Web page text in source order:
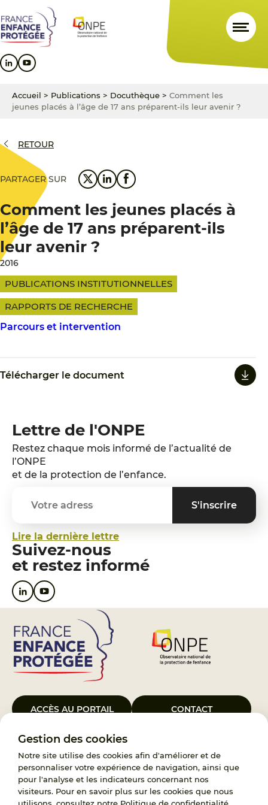
Gestion des cookies
Notre site utilise des cookies afin d'améliorer et de
personnaliser votre expérience de navigation, ainsi que
pour l'analyse et les indicateurs concernant nos
visiteurs. Pour en savoir plus sur les cookies que nous
au
contenu
principal
au
menu
principal
au
pied
de
Accueil > Publications > Docuthèque > Comment les
jeunes placés à l’âge de 17 ans préparent-ils leur avenir ?
RETOUR
PARTAGER SUR
Comment les jeunes placés à
l’âge de 17 ans préparent-ils
leur avenir ?
2016
PUBLICATIONS INSTITUTIONNELLES
RAPPORTS DE RECHERCHE
Parcours et intervention
Télécharger le document
Lettre de l'ONPE
Restez chaque mois informé de l’actualité de
l’ONPE
et de la protection de l’enfance.
Lire la dernière lettre
Suivez-nous
et restez informé
ACCÈS AU PORTAIL CONTACT
Le Groupement d’Intérêt Public France Enfance Protégée, créé le 5
janvier 2023, a pour objet d’assurer les missions de service public du
119, d’accompagnement des adoptants et de traitement des
demandes d’accès aux origines personnelles. France Enfance
Protégée est également un observatoire et une ressource pour
l’ensemble des professionnels, ainsi qu’un appui à l’élaboration de la